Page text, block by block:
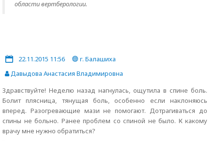
области вертберологии.
22.11.2015 11:56
г. Балашиха
Давыдова Анастасия Владимировна
Здравствуйте! Неделю назад нагнулась, ощутила в спине боль.
Болит плясница, тянущая боль, особенно если наклоняюсь
вперед. Разогревающие мази не помогают. Дотрагиваться до
спины не больно. Ранее проблем со спиной не было. К какому
врачу мне нужно обратиться?